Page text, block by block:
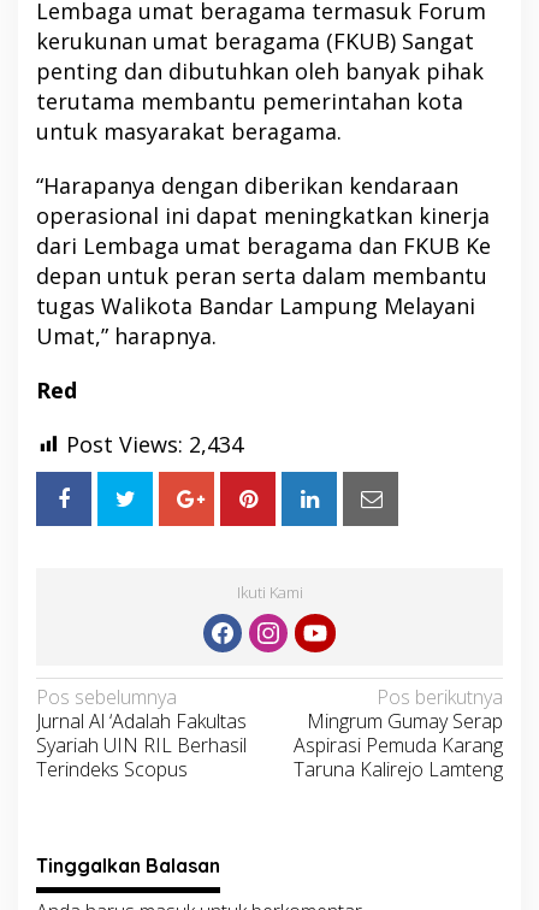
Lembaga umat beragama termasuk Forum
kerukunan umat beragama (FKUB) Sangat
penting dan dibutuhkan oleh banyak pihak
terutama membantu pemerintahan kota
untuk masyarakat beragama.
“Harapanya dengan diberikan kendaraan
operasional ini dapat meningkatkan kinerja
dari Lembaga umat beragama dan FKUB Ke
depan untuk peran serta dalam membantu
tugas Walikota Bandar Lampung Melayani
Umat,” harapnya.
Red
Post Views: 2,434
Ikuti Kami
Navigasi
pos
Pos sebelumnya
Jurnal Al ‘Adalah Fakultas
Syariah UIN RIL Berhasil
Terindeks Scopus
Pos berikutnya
Mingrum Gumay Serap
Aspirasi Pemuda Karang
Taruna Kalirejo Lamteng
Tinggalkan Balasan